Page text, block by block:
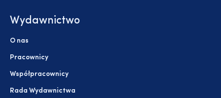
Wydawnictwo
O nas
Pracownicy
Współpracownicy
Rada Wydawnictwa